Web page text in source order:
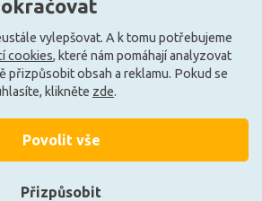
9. Může být u Vás 7. 9.
stejné kolekce
vylepšovat. A k tomu potřebujeme
cookies, které nám pomáhají analyzovat
přizpůsobit obsah a reklamu. Pokud se
klikněte zde.
Přizpůsobit
Povolit vše